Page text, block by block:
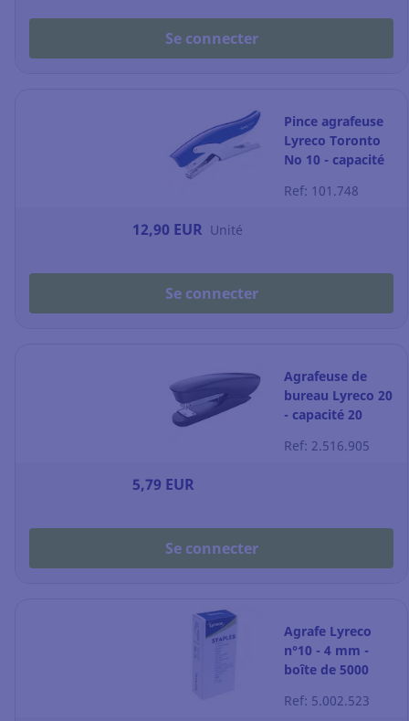
Se connecter
Pince agrafeuse
Lyreco Toronto
No 10 - capacité
gris/bleu
Ref: 101.748
12,90 EUR Unité
Se connecter
Agrafeuse de
bureau Lyreco 20
- capacité 20
Ref: 2.516.905
5,79 EUR
Se connecter
Agrafe Lyreco
n°10 - 4 mm -
boîte de 5000
Ref: 5.002.523